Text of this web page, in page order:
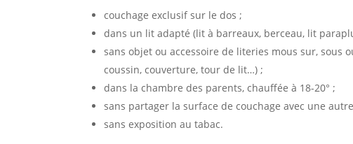
couchage exclusif sur le dos ;
dans un lit adapté (lit à barreaux, berceau, lit
sans objet ou accessoire de literies mous sur, sous
coussin, couverture, tour de lit…) ;
dans la chambre des parents, chauffée à 18-20° ;
sans partager la surface de couchage avec une
sans exposition au tabac.